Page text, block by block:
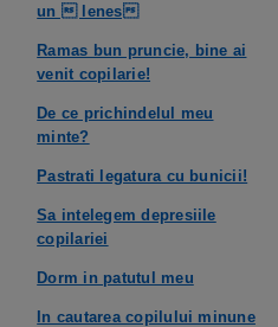
un  lenes
Ramas bun pruncie, bine ai
venit copilarie!
De ce prichindelul meu
minte?
Pastrati legatura cu bunicii!
Sa intelegem depresiile
copilariei
Dorm in patutul meu
In cautarea copilului minune